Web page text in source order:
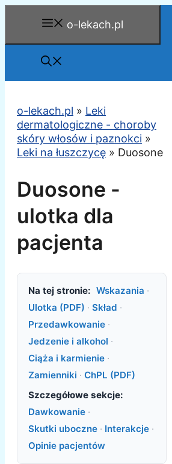
o-lekach.pl
o-lekach.pl » Leki
dermatologiczne - choroby
skóry włosów i paznokci »
Leki na łuszczycę » Duosone
Duosone -
ulotka dla
pacjenta
Na tej stronie: Wskazania ·
Ulotka (PDF) · Skład ·
Przedawkowanie ·
Jedzenie i alkohol ·
Ciąża i karmienie ·
Zamienniki · ChPL (PDF)
Szczegółowe sekcje:
Dawkowanie ·
Skutki uboczne · Interakcje ·
Opinie pacjentów